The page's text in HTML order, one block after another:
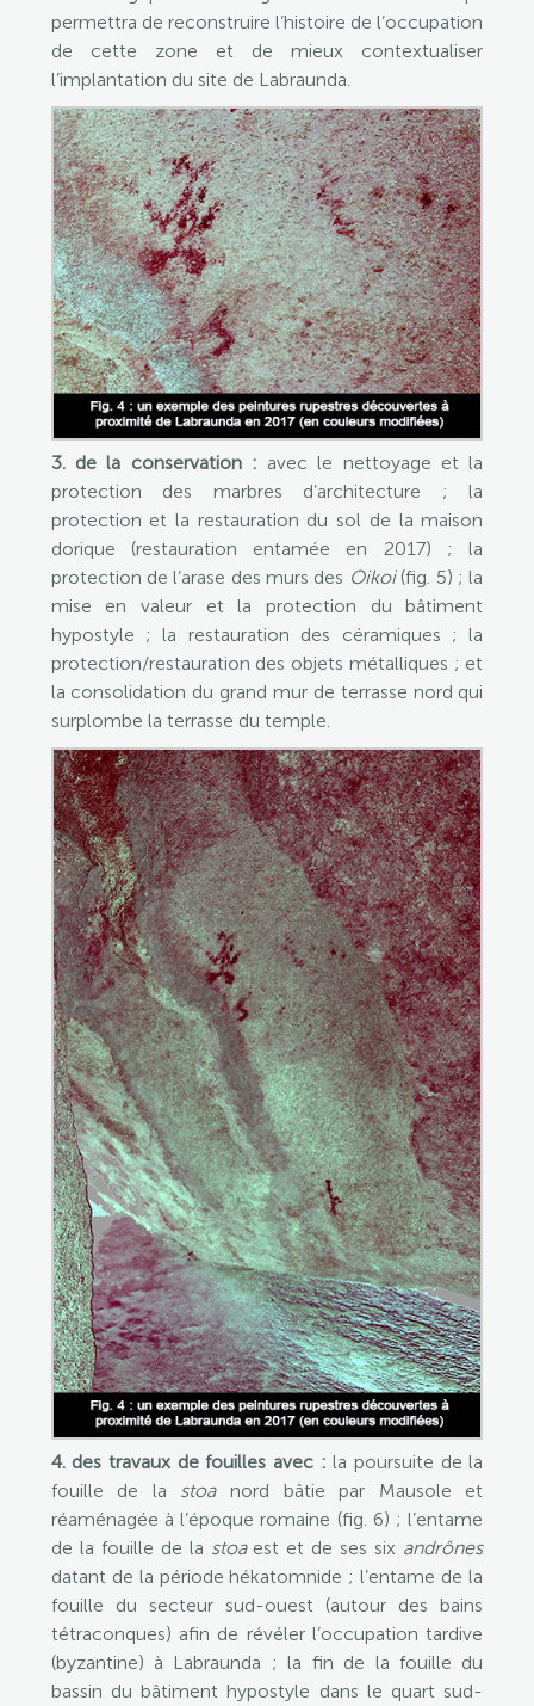
permettra de reconstruire l’histoire de l’occupation
de cette zone et de mieux contextualiser
l’implantation du site de Labraunda.
3. de la conservation : avec le nettoyage et la
protection des marbres d’architecture ; la
protection et la restauration du sol de la maison
dorique (restauration entamée en 2017) ; la
protection de l’arase des murs des Oikoi(fig. 5) ; la
mise en valeur et la protection du bâtiment
hypostyle ; la restauration des céramiques ; la
protection/restauration des objets métalliques ; et
la consolidation du grand mur de terrasse nord qui
surplombe la terrasse du temple.
4. des travaux de fouilles avec :la poursuite de la
fouille de la stoanord bâtie par Mausole et
réaménagée à l’époque romaine (fig. 6) ; l’entame
de la fouille de la stoaest et de ses six andrônes
datant de la période hékatomnide ; l’entame de la
fouille du secteur sud-ouest (autour des bains
tétraconques) afin de révéler l’occupation tardive
(byzantine) à Labraunda ; la fin de la fouille du
bassin du bâtiment hypostyle dans le quart sud-